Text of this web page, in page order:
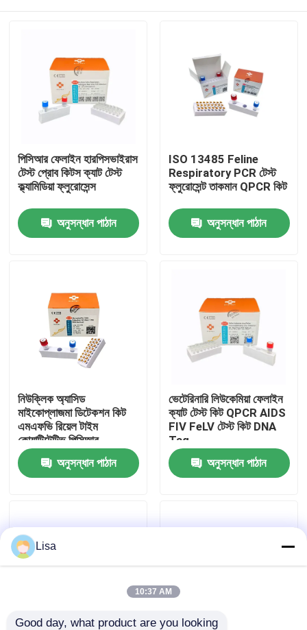
বাড়ি
VR প্রদর্শন
আমাদের সম্পর্কে
কারখানা ভ্রমণ
যোগাযোগ করুন
মামলা
পিসিআর ফেলাইন হারপিসভাইরাস
টেস্ট প্রোব কিটস ক্যাট টেস্ট
ক্ল্যামিডিয়া ফ্লুরোসেন্স
অনুসন্ধান পাঠান
ISO 13485 Feline
Respiratory PCR টেস্ট
ফ্লুরোসেন্ট তাকমান QPCR কিট
অনুসন্ধান পাঠান
নিউক্লিক অ্যাসিড
মাইকোপ্লাজমা ডিটেকশন কিট
এমএফভি রিয়েল টাইম
কোয়ান্টিটেটিভ পিসিআর
অনুসন্ধান পাঠান
ভেটেরিনারি লিউকেমিয়া ফেলাইন
ক্যাট টেস্ট কিট QPCR AIDS
FIV FeLV টেস্ট কিট DNA
Taq
অনুসন্ধান পাঠান
Lisa
10:37 AM
Good day, what product are you looking